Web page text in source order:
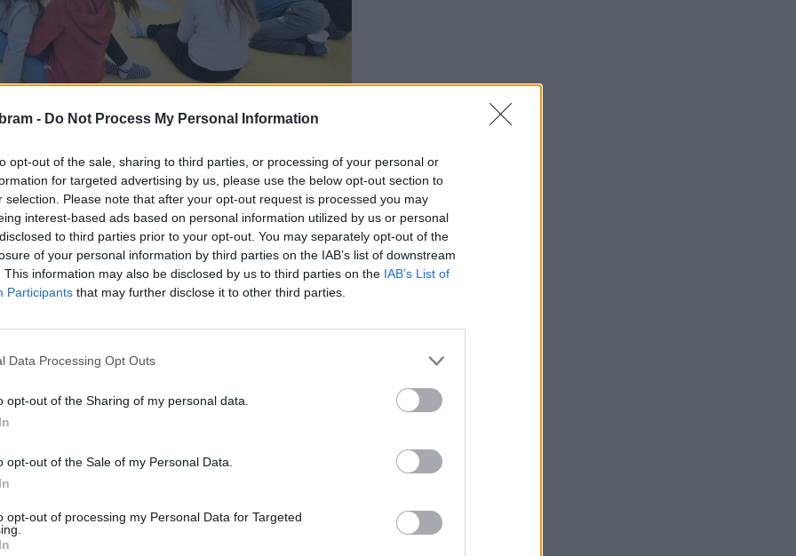
- Do Not Process My Personal Information
opt-out of the sale, sharing to third parties, or processing of your personal or
for targeted advertising by us, please use the below opt-out section to
selection. Please note that after your opt-out request is processed you may
interest-based ads based on personal information utilized by us or personal
to third parties prior to your opt-out. You may separately opt-out of the
of your personal information by third parties on the IAB’s list of downstream
This information may also be disclosed by us to third parties on the IAB’s List of
Participants that may further disclose it to other third parties.
Data Processing Opt Outs
opt-out of the Sharing of my personal data.
opt-out of the Sale of my Personal Data.
opt-out of processing my Personal Data for Targeted
stezce 1075, v níž je plánována rekonstrukce na školu
žáků do každého ročníku. V prvním roce nabídne výuku
od 1. do 9. třídy. Školné, které se hradí 10 měsíců
/ měsíc.
O vzniku školy jsme uvažovali již v minulosti, ale
nyní podařilo,“uvádí Jana Chárova z Rady ScioŠkol
školy jsme obdrželi kolem 20 přihlášek. Ostatně ty
kompetencí, jako je například schopnost převzít
či respektovat ostatní. Chyby ve ScioŠkolách nejsou
jako prostředek pro další učení. Důraz je kladen na
a především pak v budoucím světě. V něm už nejsou